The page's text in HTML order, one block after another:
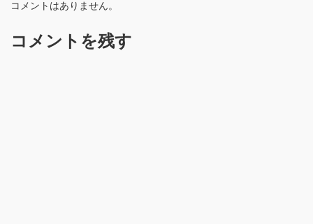
コメントはありません。
コメントを残す